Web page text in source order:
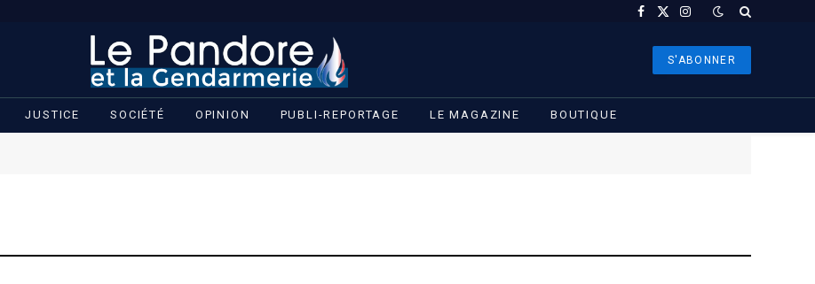
Facebook
X
Instagram
S'ABONNER
JUSTICE SOCIÉTÉ OPINION PUBLI-REPORTAGE LE MAGAZINE BOUTIQUE